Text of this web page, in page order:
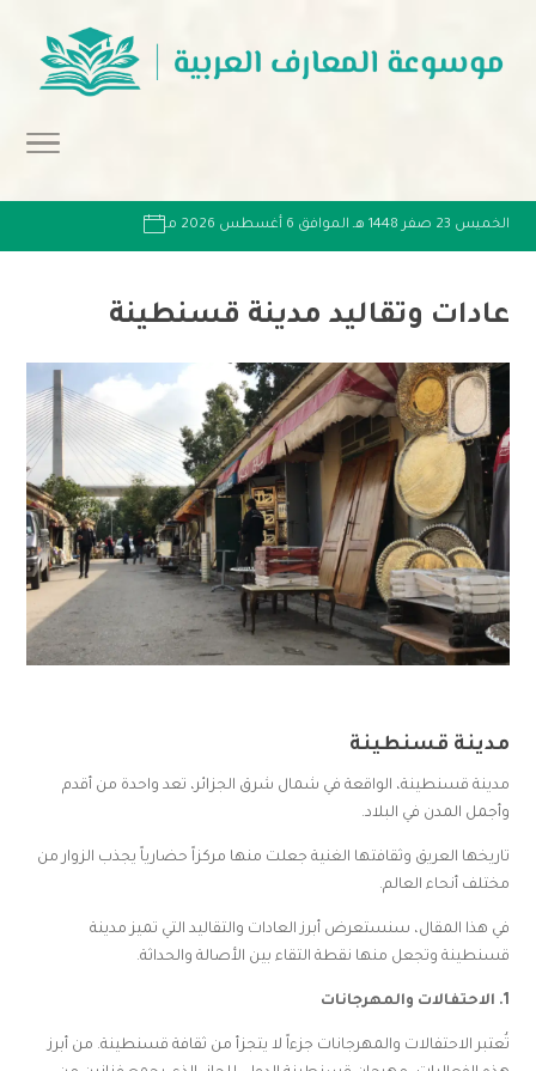
الخميس 23 صفر 1448 هـ الموافق 6 أغسطس 2026 مـ
عادات وتقاليد مدينة قسنطينة
مدينة قسنطينة
مدينة قسنطينة، الواقعة في شمال شرق الجزائر، تعد واحدة من أقدم
وأجمل المدن في البلاد.
تاريخها العريق وثقافتها الغنية جعلت منها مركزاً حضارياً يجذب الزوار من
مختلف أنحاء العالم.
في هذا المقال، سنستعرض أبرز العادات والتقاليد التي تميز مدينة
قسنطينة وتجعل منها نقطة التقاء بين الأصالة والحداثة.
1. الاحتفالات والمهرجانات
تُعتبر الاحتفالات والمهرجانات جزءاً لا يتجزأ من ثقافة قسنطينة. من أبرز